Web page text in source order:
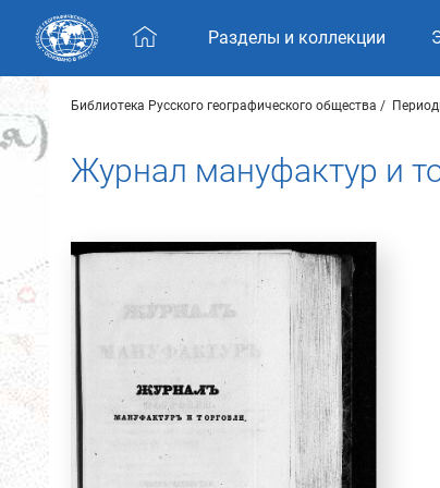
Skip navigation
Разделы и коллекции
Библиотека Русского географического общества
Журнал мануфактур и